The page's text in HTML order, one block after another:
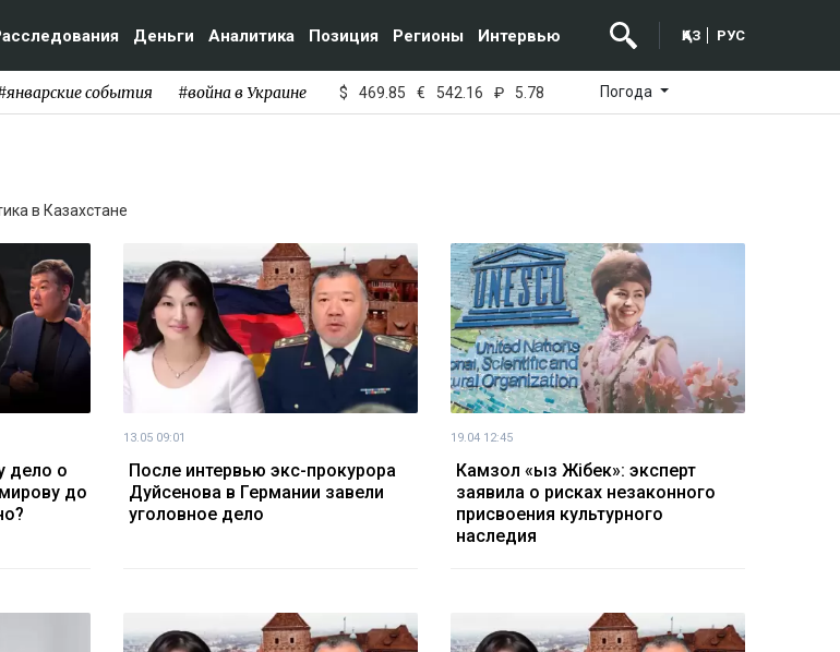
Деньги Аналитика Позиция Регионы Интервью ҚАЗ РУС
события #война в Украине $ 469.85 € 542.16 ₽ 5.78 Погода
в Казахстане
дело о
до
13.05 09:01
После интервью экс-прокурора
Дуйсенова в Германии завели
уголовное дело
19.04 12:45
Камзол «Қыз Жібек»: эксперт
заявила о рисках незаконного
присвоения культурного
наследия